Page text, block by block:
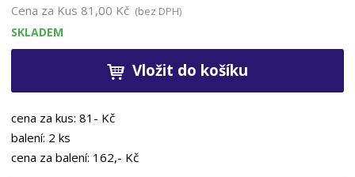
Cena za Kus 81,00 Kč (bez DPH)
SKLADEM
Vložit do košíku
cena za kus: 81- Kč
balení: 2 ks
cena za balení: 162,- Kč